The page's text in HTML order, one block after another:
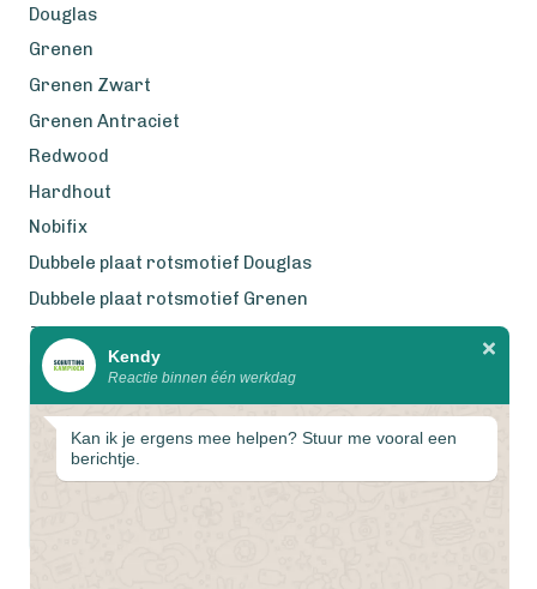
Douglas
Grenen
Grenen Zwart
Grenen Antraciet
Redwood
Hardhout
Nobifix
Dubbele plaat rotsmotief Douglas
Dubbele plaat rotsmotief Grenen
Zweeds Rabat Douglas
Wij werken met eerlijke
gecertificeerde houtsoorten
Kendy
Reactie binnen één werkdag
Kan ik je ergens mee helpen? Stuur me vooral een
berichtje.